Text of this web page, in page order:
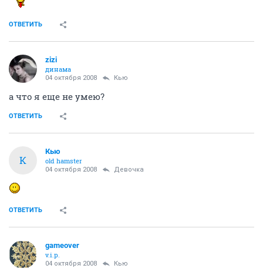
ОТВЕТИТЬ
zizi
динама
04 октября 2008 Кью
а что я еще не умею?
ОТВЕТИТЬ
К
Кью
old hamster
04 октября 2008 Девочка
ОТВЕТИТЬ
gameover
v.i.p.
04 октября 2008 Кью